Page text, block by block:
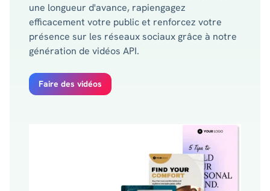
une longueur d'avance, rapiengagez
efficacement votre public et renforcez votre
présence sur les réseaux sociaux grâce à notre
génération de vidéos API.
Faire des vidéos